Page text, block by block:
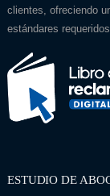
clientes, ofreciendo
estándares
ESTUDIO DE